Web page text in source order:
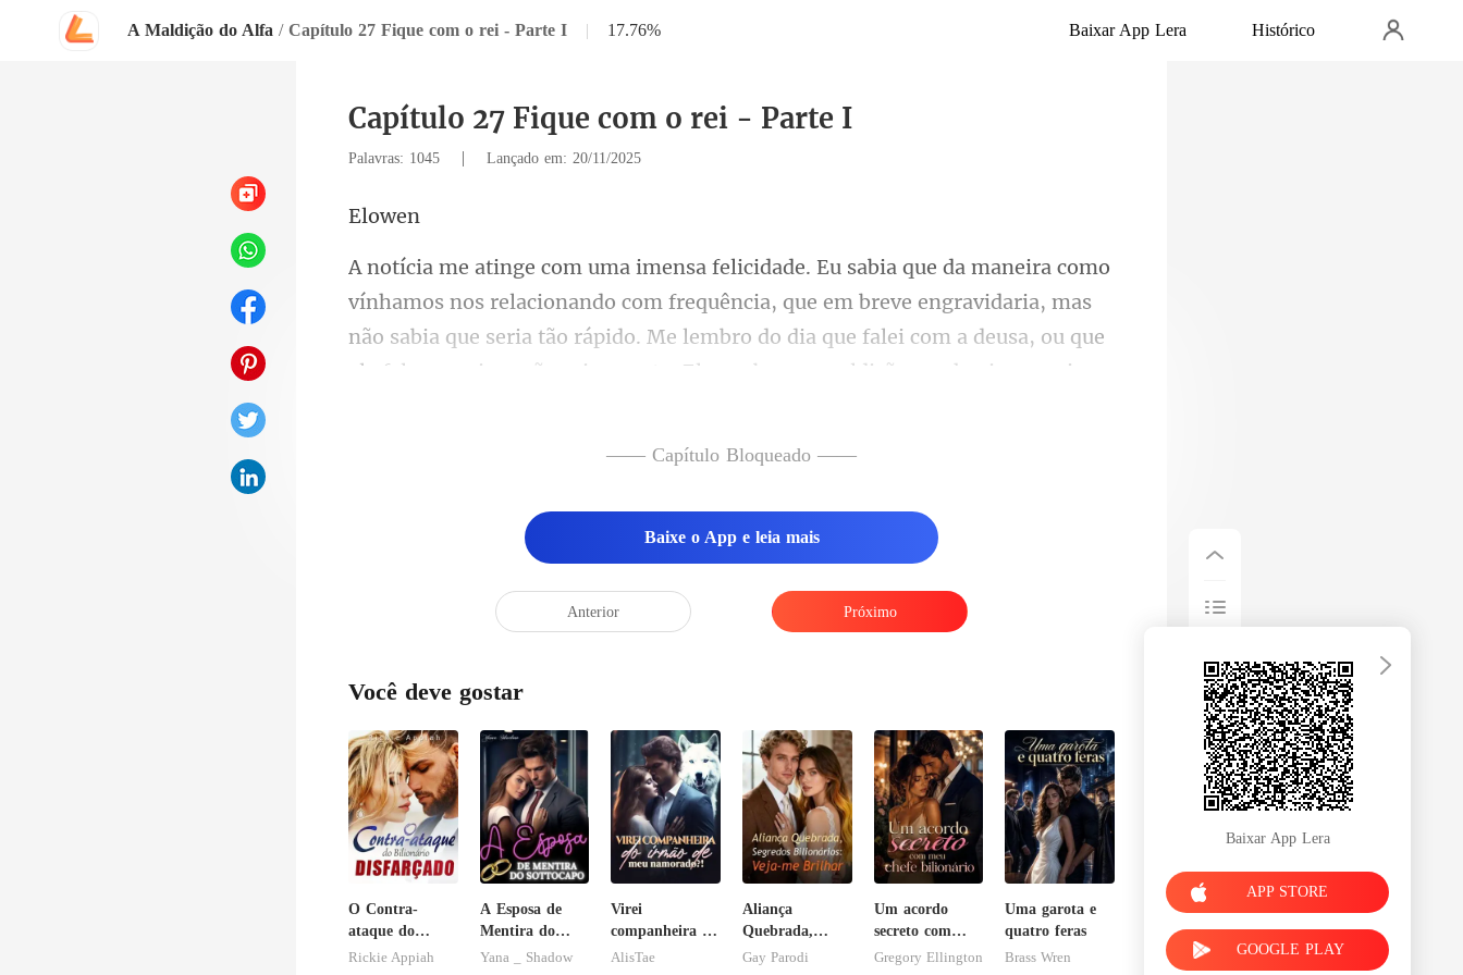
A Maldição do Alfa / Capítulo 27 Fique com o rei - Parte I | 17.76% Baixar App Lera Histórico
Capítulo 27 Fique com o rei - Parte I
Palavras: 1045 | Lançado em: 20/11/2025
ow
ia, que em breve engravidaria, mas
não sabia que seria tão rápido. Me lembro do dia que falei com a deusa, ou que
—— Capítulo Bloqueado ——
Baixe o App e leia mais
Anterior Próximo
Você deve gostar
O Contra-
ataque do
Bilionário
Rickie Appiah
A Esposa de
Mentira do
Sottocapo
Yana _ Shadow
Virei
companheira do
irmão de meu
AlisTae
Aliança
Quebrada,
Segredos
Gay Parodi
Um acordo
secreto com
meu chefe
Gregory Ellington
Uma garota e
quatro feras
Brass Wren
Baixar App Lera
APP STORE
GOOGLE PLAY